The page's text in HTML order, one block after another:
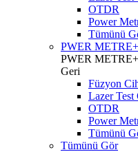
OTDR
Power
Tümünü
PWER
PWER
Geri
Füzyon
Lazer Test
OTDR
Power
Tümünü
Tümünü Gör